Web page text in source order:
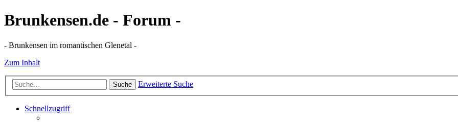
Brunkensen.de - Forum -
- Brunkensen im romantischen Glenetal -
Zum Inhalt
Suche Erweiterte Suche
Schnellzugriff